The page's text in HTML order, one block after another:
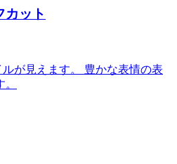
ット
が見えます。 豊かな表情の表